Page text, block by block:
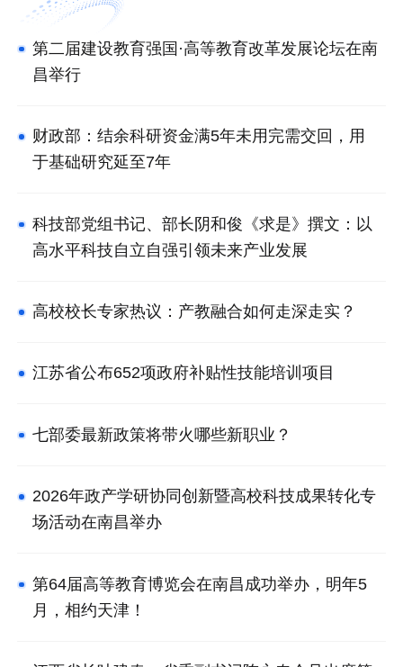
第二届建设教育强国·高等教育改革发展论坛在南
昌举行
财政部：结余科研资金满5年未用完需交回，用
于基础研究延至7年
科技部党组书记、部长阴和俊《求是》撰文：以
高水平科技自立自强引领未来产业发展
高校校长专家热议：产教融合如何走深走实？
江苏省公布652项政府补贴性技能培训项目
七部委最新政策将带火哪些新职业？
2026年政产学研协同创新暨高校科技成果转化专
场活动在南昌举办
第64届高等教育博览会在南昌成功举办，明年5
月，相约天津！